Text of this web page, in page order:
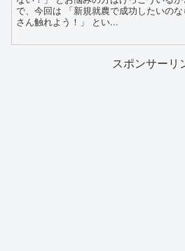
で、今回は 「新規就農で成功したいの
さん触れよう！」 とい...
スポンサーリ